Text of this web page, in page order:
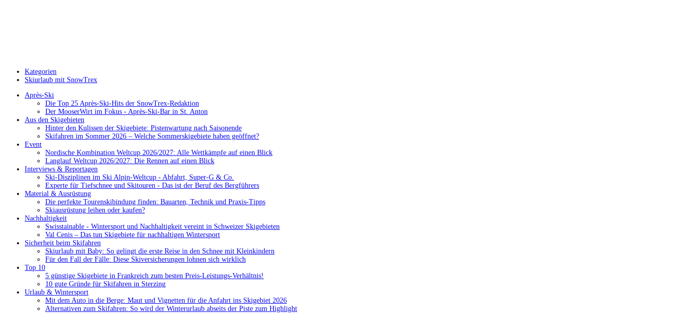
Kategorien
Skiurlaub mit SnowTrex
Après-Ski
Die Top 25 Après-Ski-Hits der SnowTrex-Redaktion
Der MooserWirt im Fokus - Après-Ski-Bar in St. Anton
Aus den Skigebieten
Hinter den Kulissen der Skigebiete: Pistenwartung nach Saisonende
Skifahren im Sommer 2026 – Welche Sommerskigebiete haben geöffnet?
Event
Nordische Kombination Weltcup 2026/2027: Alle Wettkämpfe auf einen Blick
Langlauf Weltcup 2026/2027: Die Rennen auf einen Blick
Interviews & Reportagen
Ski-Disziplinen im Ski Alpin-Weltcup - Abfahrt, Super-G & Co.
Experte für Tiefschnee und Skitouren - Das ist der Beruf des Bergführers
Material & Ausrüstung
Die perfekte Tourenskibindung finden: Bauarten, Technik und Praxis-Tipps
Skiausrüstung leihen oder kaufen?
Nachhaltigkeit
Swisstainable - Wintersport und Nachhaltigkeit vereint in Schweizer Skigebieten
Val Cenis – Das tun Skigebiete für nachhaltigen Wintersport
Sicherheit beim Skifahren
Skiurlaub mit Baby: So gelingt die erste Reise in den Schnee mit Kleinkindern
Für den Fall der Fälle: Diese Skiversicherungen lohnen sich wirklich
Top 10
5 günstige Skigebiete in Frankreich zum besten Preis-Leistungs-Verhältnis!
10 gute Gründe für Skifahren in Sterzing
Urlaub & Wintersport
Mit dem Auto in die Berge: Maut und Vignetten für die Anfahrt ins Skigebiet 2026
Alternativen zum Skifahren: So wird der Winterurlaub abseits der Piste zum Highlight